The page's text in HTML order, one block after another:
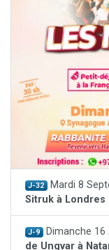
J-32 Mardi 8
Sitruk à Londres
J-9 Dimanche 16
de Ungvar à